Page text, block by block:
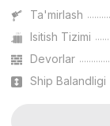
Ta'mirlash
Isitish Tizimi
Devorlar
Ship Balandligi